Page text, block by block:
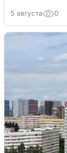
5 августа 0